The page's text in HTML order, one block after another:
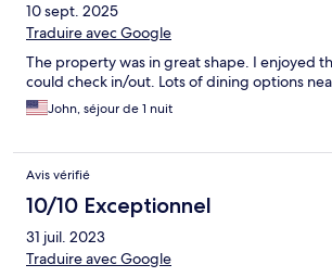
10 sept. 2025
Traduire avec Google
The property was in great shape. I enjoyed
could check in/out. Lots of dining options
John, séjour de 1 nuit
Avis vérifié
10/10 Exceptionnel
31 juil. 2023
Traduire avec Google